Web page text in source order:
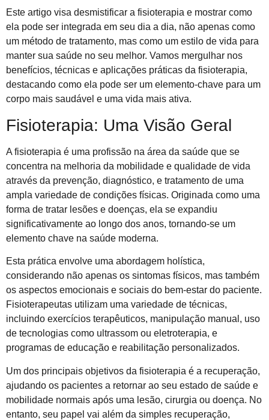
Este artigo visa desmistificar a fisioterapia e mostrar como
ela pode ser integrada em seu dia a dia, não apenas como
um método de tratamento, mas como um estilo de vida para
manter sua saúde no seu melhor. Vamos mergulhar nos
benefícios, técnicas e aplicações práticas da fisioterapia,
destacando como ela pode ser um elemento-chave para um
corpo mais saudável e uma vida mais ativa.
Fisioterapia: Uma Visão Geral
A fisioterapia é uma profissão na área da saúde que se
concentra na melhoria da mobilidade e qualidade de vida
através da prevenção, diagnóstico, e tratamento de uma
ampla variedade de condições físicas. Originada como uma
forma de tratar lesões e doenças, ela se expandiu
significativamente ao longo dos anos, tornando-se um
elemento chave na saúde moderna.
Esta prática envolve uma abordagem holística,
considerando não apenas os sintomas físicos, mas também
os aspectos emocionais e sociais do bem-estar do paciente.
Fisioterapeutas utilizam uma variedade de técnicas,
incluindo exercícios terapêuticos, manipulação manual, uso
de tecnologias como ultrassom ou eletroterapia, e
programas de educação e reabilitação personalizados.
Um dos principais objetivos da fisioterapia é a recuperação,
ajudando os pacientes a retornar ao seu estado de saúde e
mobilidade normais após uma lesão, cirurgia ou doença. No
entanto, seu papel vai além da simples recuperação,